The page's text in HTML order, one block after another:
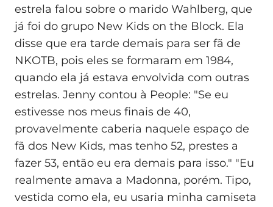
estrela falou sobre o marido Wahlberg, que
já foi do grupo New Kids on the Block. Ela
disse que era tarde demais para ser fã de
NKOTB, pois eles se formaram em 1984,
quando ela já estava envolvida com outras
estrelas. Jenny contou à People: "Se eu
estivesse nos meus finais de 40,
provavelmente caberia naquele espaço de
fã dos New Kids, mas tenho 52, prestes a
fazer 53, então eu era demais para isso." "Eu
realmente amava a Madonna, porém. Tipo,
vestida como ela, eu usaria minha camiseta